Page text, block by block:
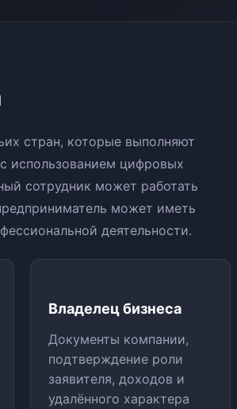
стран, которые выполняют
использованием цифровых
сотрудник может работать
может иметь
деятельности.
Владелец бизнеса
Документы компании,
подтверждение роли
заявителя, доходов и
удалённого характера